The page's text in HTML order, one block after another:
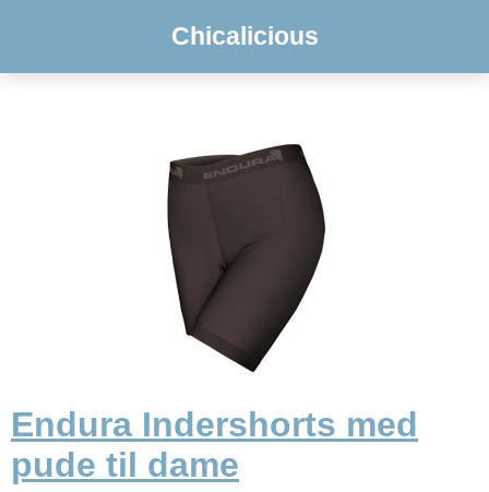
Chicalicious
Endura Indershorts med
pude til dame